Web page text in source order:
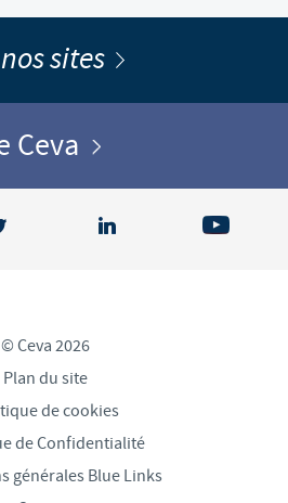
sites
Ceva
© Ceva 2026
Plan du site
de cookies
de Confidentialité
générales Blue Links